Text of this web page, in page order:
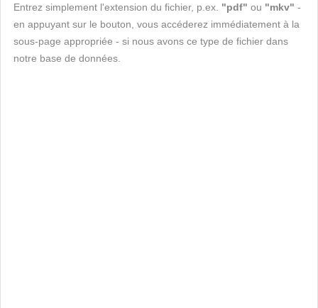
Entrez simplement l'extension du fichier, p.ex. "pdf" ou "mkv" -
en appuyant sur le bouton, vous accéderez immédiatement à la
sous-page appropriée - si nous avons ce type de fichier dans
notre base de données.